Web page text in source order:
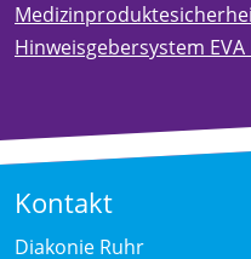
Hinweisgebersystem
Kontakt
Diakonie Ruhr